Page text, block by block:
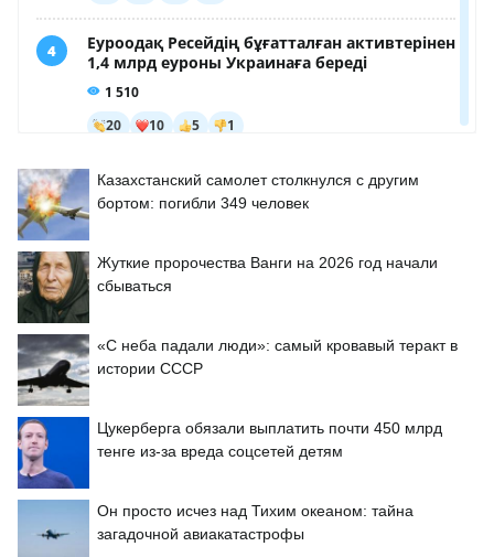
Казахстанский самолет столкнулся с другим
бортом: погибли 349 человек
Жуткие пророчества Ванги на 2026 год начали
сбываться
«С неба падали люди»: самый кровавый теракт в
истории СССР
Цукерберга обязали выплатить почти 450 млрд
тенге из-за вреда соцсетей детям
Он просто исчез над Тихим океаном: тайна
загадочной авиакатастрофы